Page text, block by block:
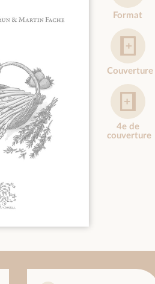
Format
Couverture
4e de
couverture